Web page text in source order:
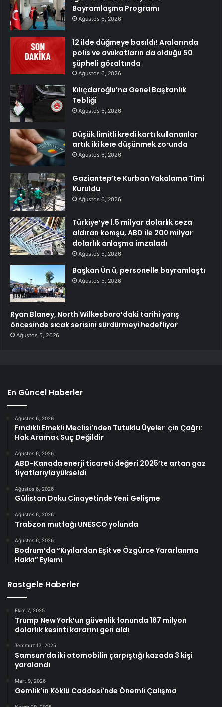
Bayramlaşma Programı
Ağustos 6, 2026
12 ilde düğmeye basıldı! Aralarında
polis ve avukatların da olduğu 50
şüpheli gözaltında
Ağustos 6, 2026
Kılıçdaroğlu’na Genel Başkanlık
Tebliği
Ağustos 6, 2026
Düşük limitli kredi kartı kullananlar
artık iki kere düşünmek zorunda
Ağustos 6, 2026
Gaziantep’te Kurban Yakalama Timi
Kuruldu
Ağustos 6, 2026
Türkiye’ye 1.5 milyar dolarlık ceza
aldıran komşu, ABD ile 200 milyar
dolarlık anlaşma imzaladı
Ağustos 5, 2026
Başkan Ünlü, personelle bayramlaştı
Ağustos 5, 2026
Ryan Blaney, North Wilkesboro’daki tarihi yarış
öncesinde sıcak serisini sürdürmeyi hedefliyor
Ağustos 5, 2026
En Güncel Haberler
Ağustos 6, 2026
Fındıklı Emekli Meclisi’nden Tutuklu Üyeler İçin Çağrı:
Hak Aramak Suç Değildir
Ağustos 6, 2026
ABD-Kanada enerji ticareti değeri 2025’te artan gaz
fiyatlarıyla yükseldi
Ağustos 6, 2026
Gülistan Doku Cinayetinde Yeni Gelişme
Ağustos 6, 2026
Trabzon mutfağı UNESCO yolunda
Ağustos 6, 2026
Bodrum’da “Kıyılardan Eşit ve Özgürce Yararlanma
Hakkı” Eylemi
Rastgele Haberler
Ekim 7, 2025
Trump New York’un güvenlik fonunda 187 milyon
dolarlık kesinti kararını geri aldı
Temmuz 17, 2025
Samsun’da iki otomobilin çarpıştığı kazada 3 kişi
yaralandı
Mart 9, 2026
Gemlik’in Köklü Caddesi’nde Önemli Çalışma